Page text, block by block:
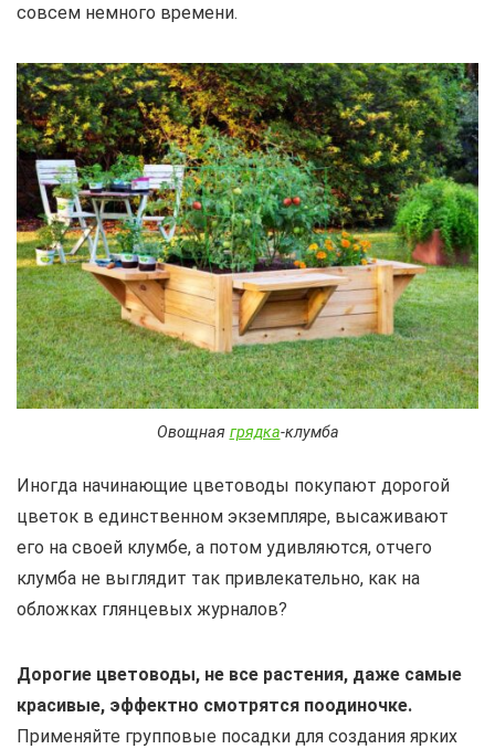
совсем немного времени.
Овощная грядка-клумба
Иногда начинающие цветоводы покупают дорогой
цветок в единственном экземпляре, высаживают
его на своей клумбе, а потом удивляются, отчего
клумба не выглядит так привлекательно, как на
обложках глянцевых журналов?
Дорогие цветоводы, не все растения, даже самые
красивые, эффектно смотрятся поодиночке.
Применяйте групповые посадки для создания ярких